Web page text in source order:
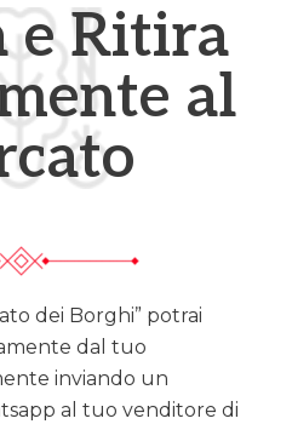
e Ritira
al
dei Borghi” potrai
dal tuo
inviando un
al tuo venditore di